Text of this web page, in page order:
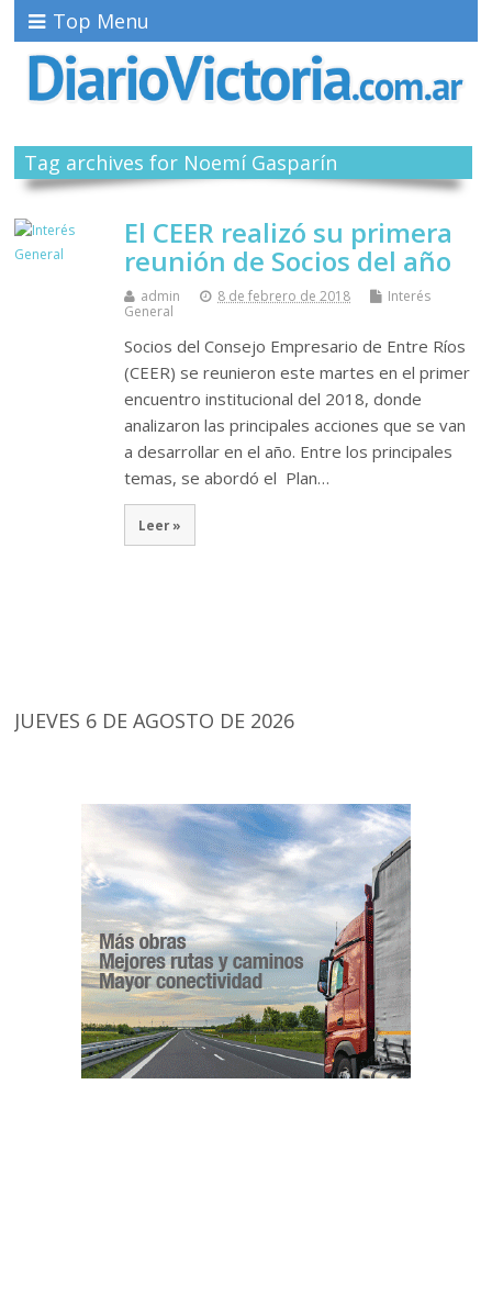
Top Menu
Tag archives for Noemí Gasparín
El CEER realizó su primera
reunión de Socios del año
admin 8 de febrero de 2018
Interés
General
Socios del Consejo Empresario de Entre Ríos
(CEER) se reunieron este martes en el primer
encuentro institucional del 2018, donde
analizaron las principales acciones que se van
a desarrollar en el año. Entre los principales
temas, se abordó el Plan…
Leer »
JUEVES 6 DE AGOSTO DE 2026